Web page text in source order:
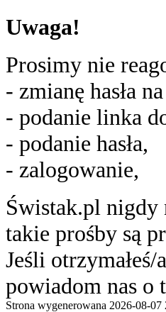
Uwaga!
Prosimy nie
- zmianę hasła
- podanie linka
- podanie hasła,
- zalogowanie,
Świstak.pl nigdy
takie prośby są
Jeśli
powiadom nas o
Strona wygenerowana 2026-08-07